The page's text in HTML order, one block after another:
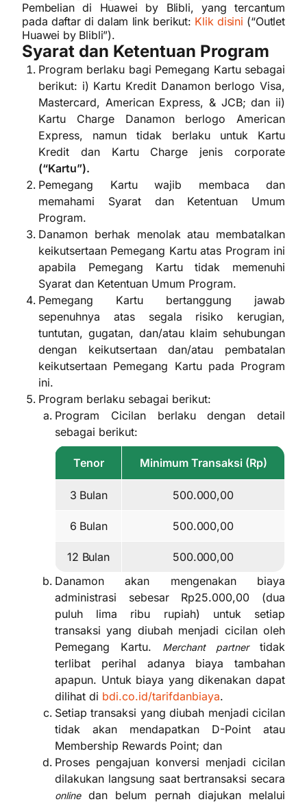
Pembelian di Huawei by Blibli, yang tercantum
pada daftar di dalam link berikut: Klik disini (“Outlet
Huawei by Blibli”).
Syarat dan Ketentuan Program
Program berlaku bagi Pemegang Kartu sebagai
berikut: i) Kartu Kredit Danamon berlogo Visa,
Mastercard, American Express, & JCB; dan ii)
Kartu Charge Danamon berlogo American
Express, namun tidak berlaku untuk Kartu
Kredit dan Kartu Charge jenis corporate
(“Kartu”).
Pemegang Kartu wajib membaca dan
memahami Syarat dan Ketentuan Umum
Program.
Danamon berhak menolak atau membatalkan
keikutsertaan Pemegang Kartu atas Program ini
apabila Pemegang Kartu tidak memenuhi
Syarat dan Ketentuan Umum Program.
Pemegang Kartu bertanggung jawab
sepenuhnya atas segala risiko kerugian,
tuntutan, gugatan, dan/atau klaim sehubungan
dengan keikutsertaan dan/atau pembatalan
keikutsertaan Pemegang Kartu pada Program
ini.
Program berlaku sebagai berikut:
Program Cicilan berlaku dengan detail
sebagai berikut:
Tenor Minimum Transaksi (Rp)
3 Bulan 500.000,00
6 Bulan 500.000,00
12 Bulan
500.000,00
Danamon akan mengenakan biaya
administrasi sebesar Rp25.000,00 (dua
puluh lima ribu rupiah) untuk setiap
transaksi yang diubah menjadi cicilan oleh
Pemegang Kartu.
Merchant partnertidak
terlibat perihal adanya biaya tambahan
apapun. Untuk biaya yang dikenakan dapat
dilihat di bdi.co.id/tarifdanbiaya.
Setiap transaksi yang diubah menjadi cicilan
tidak akan mendapatkan D-Point atau
Membership Rewards Point; dan
Proses pengajuan konversi menjadi cicilan
dilakukan langsung saat bertransaksi secara
onlinedan belum pernah diajukan melalui